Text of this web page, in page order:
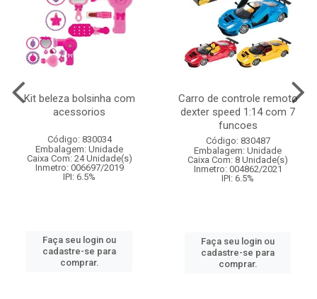
Kit beleza bolsinha com
acessorios
Código: 830034
Embalagem: Unidade
Caixa Com: 24 Unidade(s)
Inmetro: 006697/2019
IPI: 6.5%
Faça seu login ou
cadastre-se para
comprar.
Carro de controle remoto
dexter speed 1:14 com 7
funcoes
Código: 830487
Embalagem: Unidade
Caixa Com: 8 Unidade(s)
Inmetro: 004862/2021
IPI: 6.5%
Faça seu login ou
cadastre-se para
comprar.